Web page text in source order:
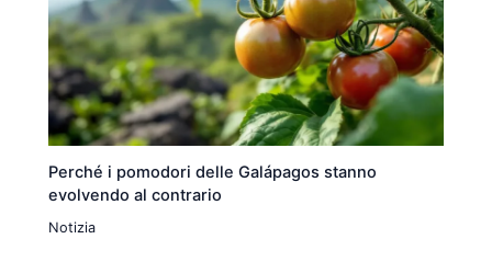
Perché i pomodori delle Galápagos stanno
evolvendo al contrario
Notizia